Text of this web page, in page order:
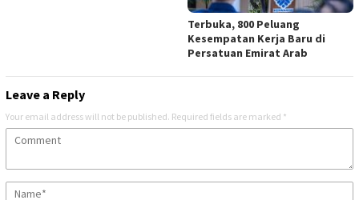
Terbuka, 800 Peluang
Kesempatan Kerja Baru di
Persatuan Emirat Arab
Leave a Reply
Your email address will not be published. Required fields are marked *